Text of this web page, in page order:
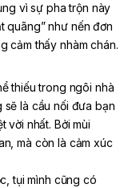
vì sự pha trộn này
quãng” như nến đơn
cảm thấy nhàm chán.
thiếu trong ngôi nhà
là cầu nối đưa bạn
vời nhất. Bởi mùi
mà còn là cảm xúc
tụi mình cũng có